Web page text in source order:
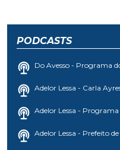
PODCASTS
Do Avesso - Programa
Adelor Lessa - Carla
Adelor Lessa -
Adelor Lessa - Prefeito